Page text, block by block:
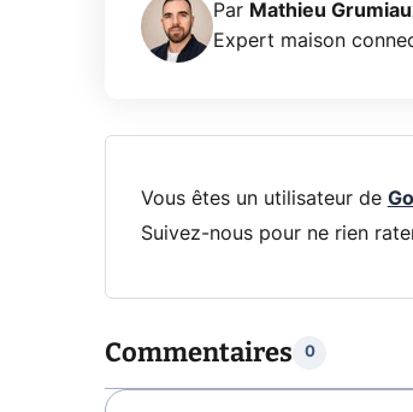
Par Mathieu
Expert maison
Vous êtes un utilisateur de
Suivez-nous pour ne rien
Commentaires 0